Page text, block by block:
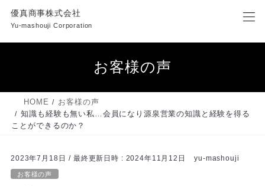
ン
キ
ー
に
優真商事株式会社
Yu-mashouji Corporation
お客様の声
HOME
お客様の声
知識も経験も無い私…会員になり源泉営業の知識と経験を得る
ことができるのか？
2023年7月18日 / 最終更新日時 : 2024年11月12日 yu-mashouji
お客様の声